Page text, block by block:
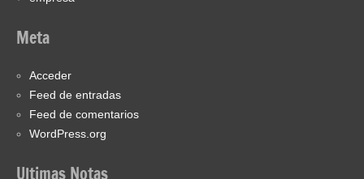
Meta
Acceder
Feed de entradas
Feed de comentarios
WordPress.org
Ultimas Notas